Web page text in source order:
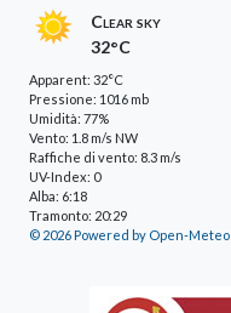
Clear sky
32°C
Apparent: 32°C
Pressione: 1016 mb
Umidità: 77%
Vento: 1.8 m/s NW
Raffiche di vento: 8.3 m/s
UV-Index: 0
Alba: 6:18
Tramonto: 20:29
© 2026 Powered by Open-Meteo